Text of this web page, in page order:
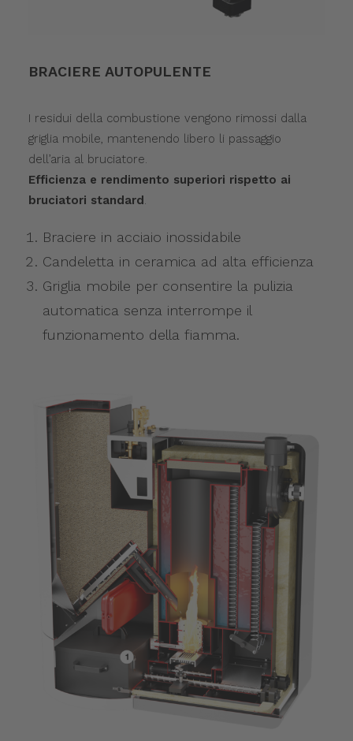
BRACIERE AUTOPULENTE
I residui della combustione vengono rimossi dalla
griglia mobile, mantenendo libero li passaggio
dell’aria al bruciatore.
Efficienza e rendimento superiori rispetto ai
bruciatori standard.
Braciere in acciaio inossidabile
Candeletta in ceramica ad alta efficienza
Griglia mobile per consentire la pulizia
automatica senza interrompe il
funzionamento della fiamma.